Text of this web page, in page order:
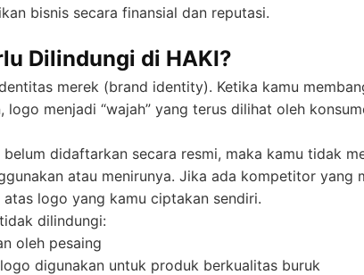
bisnis secara finansial dan reputasi.
Dilindungi di HAKI?
merek (brand identity). Ketika kamu
logo menjadi “wajah” yang terus dilihat oleh
didaftarkan secara resmi, maka kamu tidak
atau menirunya. Jika ada kompetitor
logo yang kamu ciptakan sendiri.
dilindungi:
oleh pesaing
digunakan untuk produk berkualitas buruk